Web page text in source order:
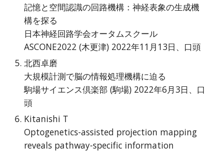
記憶と空間認識の回路機構：神経表象の生成機
構を探る
日本神経回路学会オータムスクール
ASCONE2022 (木更津) 2022年11月13日、口頭
北西卓磨
大規模計測で脳の情報処理機構に迫る
駒場サイエンス倶楽部 (駒場) 2022年6月3日、口
頭
Kitanishi T
Optogenetics-assisted projection mapping
reveals pathway-specific information